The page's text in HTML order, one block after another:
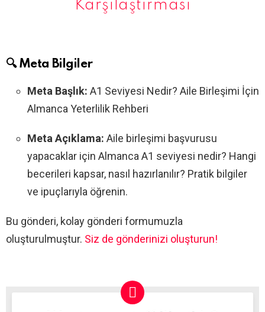
Karşılaştırması
🔍 Meta Bilgiler
Meta Başlık: A1 Seviyesi Nedir? Aile Birleşimi İçin
Almanca Yeterlilik Rehberi
Meta Açıklama: Aile birleşimi başvurusu
yapacaklar için Almanca A1 seviyesi nedir? Hangi
becerileri kapsar, nasıl hazırlanılır? Pratik bilgiler
ve ipuçlarıyla öğrenin.
Bu gönderi, kolay gönderi formumuzla
oluşturulmuştur. Siz de gönderinizi oluşturun!